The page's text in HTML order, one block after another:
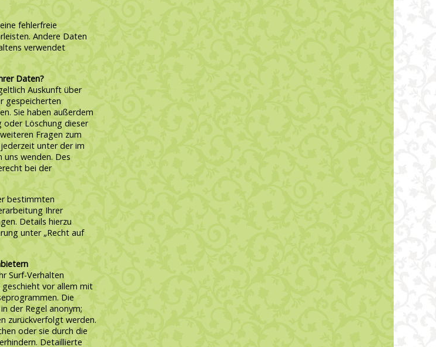
fehlerfreie
Andere Daten
verwendet
Daten?
Auskunft über
gespeicherten
Sie haben außerdem
oder Löschung dieser
Fragen zum
unter der im
uns wenden. Des
bei der
bestimmten
Ihrer
Details hierzu
unter „Recht auf
Surf-Verhalten
vor allem mit
Die
der Regel anonym;
zurückverfolgt werden.
oder sie durch die
Detaillierte